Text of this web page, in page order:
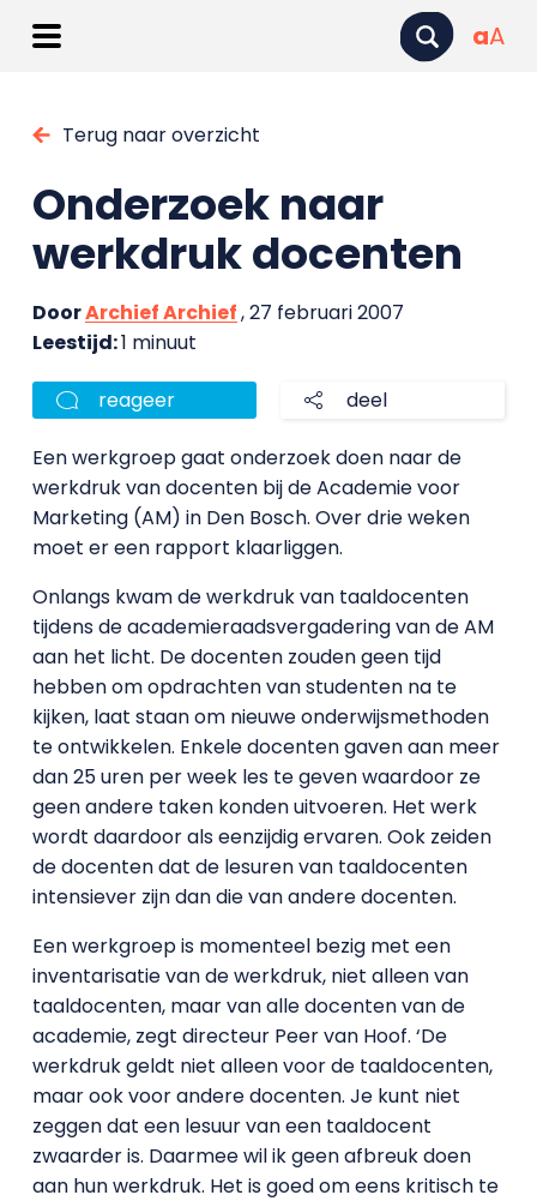
aA
Terug naar overzicht
Onderzoek naar
werkdruk docenten
DoorArchief Archief, 27 februari 2007
Leestijd:1 minuut
reageer deel
Een werkgroep gaat onderzoek doen naar de
werkdruk van docenten bij de Academie voor
Marketing (AM) in Den Bosch. Over drie weken
moet er een rapport klaarliggen.
Onlangs kwam de werkdruk van taaldocenten
tijdens de academieraadsvergadering van de AM
aan het licht. De docenten zouden geen tijd
hebben om opdrachten van studenten na te
kijken, laat staan om nieuwe onderwijsmethoden
te ontwikkelen. Enkele docenten gaven aan meer
dan 25 uren per week les te geven waardoor ze
geen andere taken konden uitvoeren. Het werk
wordt daardoor als eenzijdig ervaren. Ook zeiden
de docenten dat de lesuren van taaldocenten
intensiever zijn dan die van andere docenten.
Een werkgroep is momenteel bezig met een
inventarisatie van de werkdruk, niet alleen van
taaldocenten, maar van alle docenten van de
academie, zegt directeur Peer van Hoof. ‘De
werkdruk geldt niet alleen voor de taaldocenten,
maar ook voor andere docenten. Je kunt niet
zeggen dat een lesuur van een taaldocent
zwaarder is. Daarmee wil ik geen afbreuk doen
aan hun werkdruk. Het is goed om eens kritisch te